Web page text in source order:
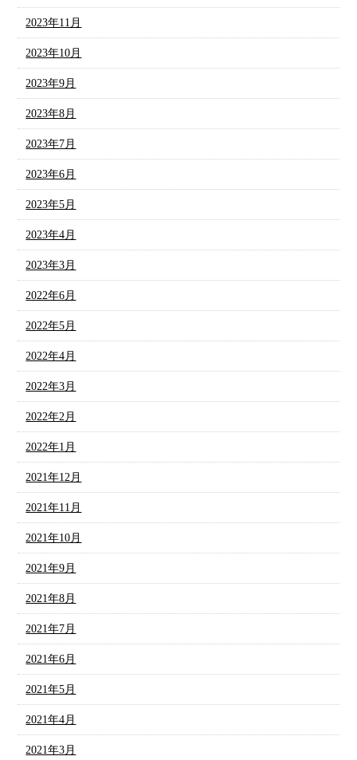
2023年11月
2023年10月
2023年9月
2023年8月
2023年7月
2023年6月
2023年5月
2023年4月
2023年3月
2022年6月
2022年5月
2022年4月
2022年3月
2022年2月
2022年1月
2021年12月
2021年11月
2021年10月
2021年9月
2021年8月
2021年7月
2021年6月
2021年5月
2021年4月
2021年3月